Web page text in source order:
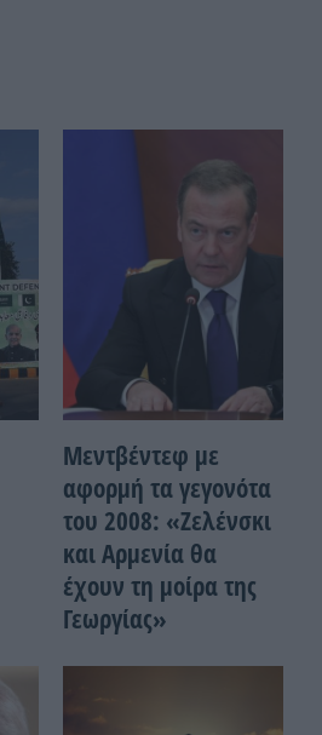
Μεντβέντεφ με
αφορμή τα γεγονότα
του 2008: «Ζελένσκι
και Αρμενία θα
έχουν τη μοίρα της
Γεωργίας»